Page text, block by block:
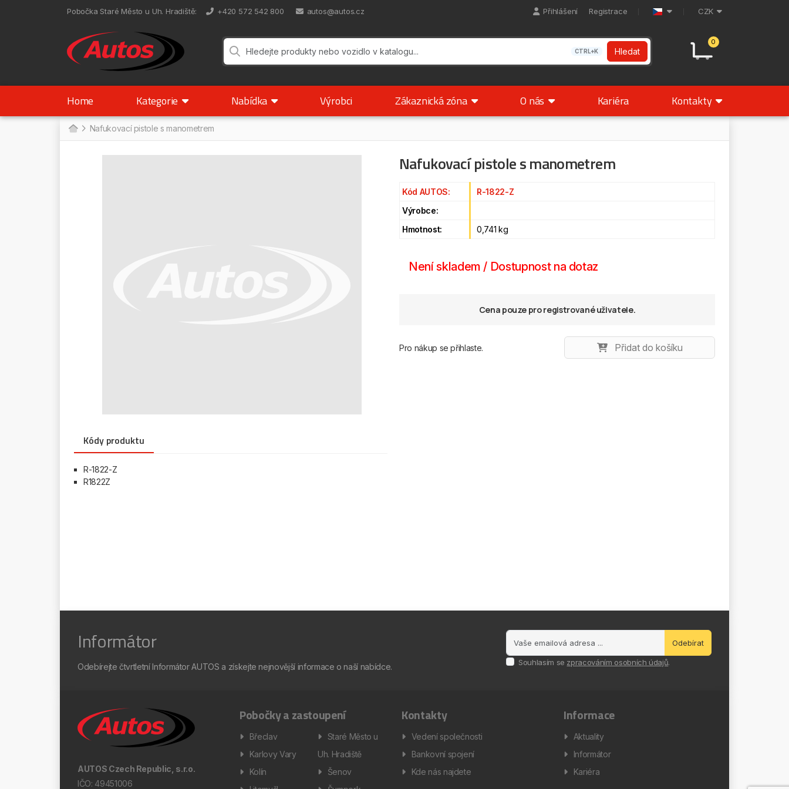
Pobočka Staré Město u Uh. Hradiště: +420 572 542 800 autos@autos.cz Přihlášení Registrace CZK
0
CTRL+K Hledat
Home Kategorie Nabídka Výrobci Zákaznická zóna O nás Kariéra Kontakty
Nafukovací pistole s manometrem
Nafukovací pistole s manometrem
Kód AUTOS:
R-1822-Z
Výrobce:
Hmotnost:
0,741 kg
Není skladem / Dostupnost na dotaz
Cena pouze pro registrované uživatele.
Pro nákup se přihlaste. Přidat do košíku
Kódy produktu
R-1822-Z
R1822Z
Informátor
Odebírejte čtvrtletní Informátor AUTOS a získejte nejnovější informace o naší nabídce.
Odebírat
Souhlasím se zpracováním osobních údajů.
AUTOS Czech Republic, s.r.o.
IČO: 49451006
Pobočky a zastoupení
Břeclav
Karlovy Vary
Kolín
Staré Město u
Uh. Hradiště
Šenov
Kontakty
Vedení společnosti
Bankovní spojení
Kde nás najdete
Informace
Aktuality
Informátor
Kariéra